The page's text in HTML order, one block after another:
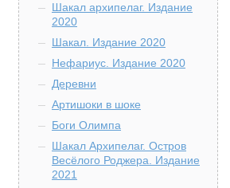
Шакал архипелаг. Издание
2020
Шакал. Издание 2020
Нефариус. Издание 2020
Деревни
Артишоки в шоке
Боги Олимпа
Шакал Архипелаг. Остров
Весёлого Роджера. Издание
2021